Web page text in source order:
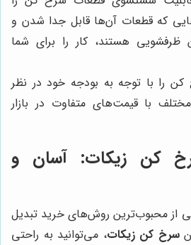
که قطعات آن‌ها قابل جدا شدن و
هستند، کار را برای شما
را با توجه به بودجه خود در نظر
با قیمت‌های متفاوت در بازار
کن زیکات: آسان و
از محبوب‌ترین روش‌های خرید تبدیل
سرخ کن زیکات، می‌توانید به راحتی